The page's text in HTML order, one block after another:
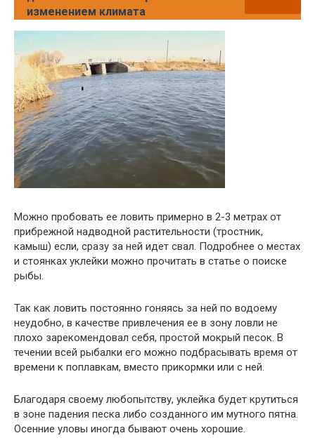
изменением климата
Можно пробовать ее ловить примерно в 2-3 метрах от
прибрежной надводной растительности (тростник,
камыш) если, сразу за ней идет свал. Подробнее о местах
и стоянках уклейки можно прочитать в статье о поиске
рыбы.
Так как ловить постоянно гоняясь за ней по водоему
неудобно, в качестве привлечения ее в зону ловли не
плохо зарекомендовал себя, простой мокрый песок. В
течении всей рыбалки его можно подбрасывать время от
времени к поплавкам, вместо прикормки или с ней.
Благодаря своему любопытству, уклейка будет крутиться
в зоне падения песка либо созданного им мутного пятна.
Осенние уловы иногда бывают очень хорошие.